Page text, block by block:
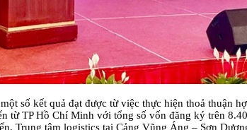
số kết quả đạt được từ việc thực hiện thoả thuận
từ TP Hồ Chí Minh với tổng số vốn đăng ký trên
Trung tâm logistics tại Cảng Vũng Áng – Sơn